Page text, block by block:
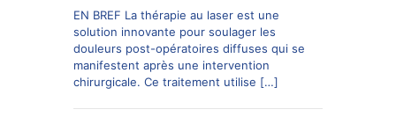
EN BREF La thérapie au laser est une
solution innovante pour soulager les
douleurs post-opératoires diffuses qui se
manifestent après une intervention
chirurgicale. Ce traitement utilise […]